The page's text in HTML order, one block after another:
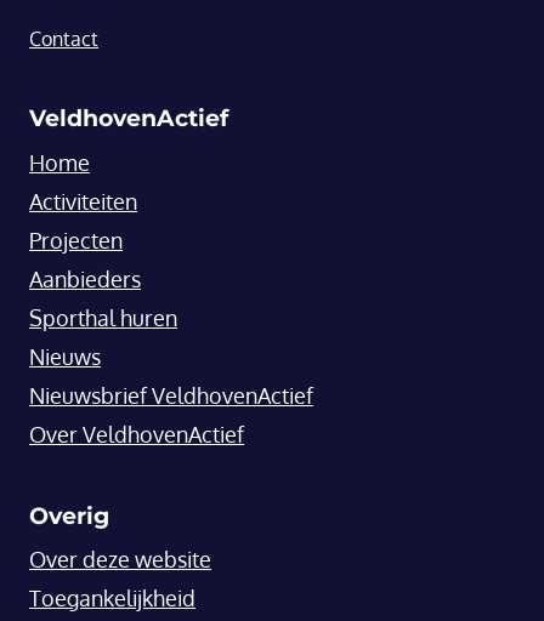
Contact
VeldhovenActief
Home
Activiteiten
Projecten
Aanbieders
Sporthal huren
Nieuws
Nieuwsbrief VeldhovenActief
Over VeldhovenActief
Overig
Over deze website
Toegankelijkheid